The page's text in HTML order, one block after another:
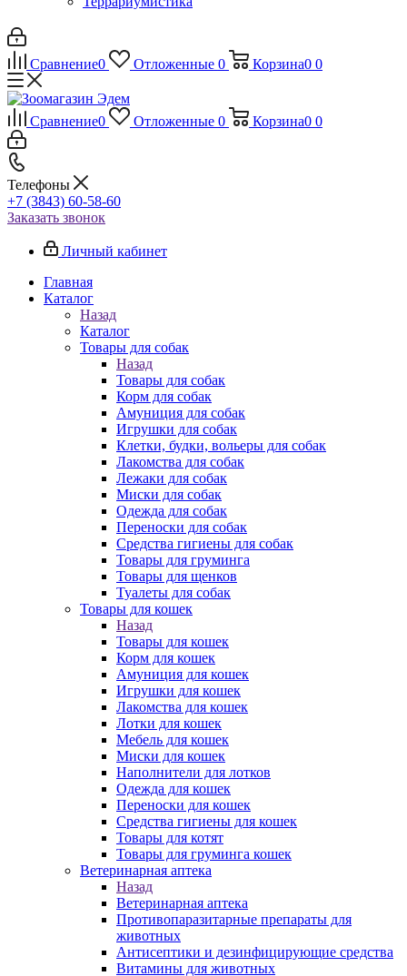
Сравнение0 Отложенные 0 Корзина0 0
Сравнение0 Отложенные 0 Корзина0 0
Телефоны
+7 (3843) 60-58-60
Заказать звонок
Личный кабинет
Главная
Каталог
Назад
Каталог
Товары для собак
Назад
Товары для собак
Корм для собак
Амуниция для собак
Игрушки для собак
Клетки, будки, вольеры для собак
Лакомства для собак
Лежаки для собак
Миски для собак
Одежда для собак
Переноски для собак
Средства гигиены для собак
Товары для груминга
Товары для щенков
Туалеты для собак
Товары для кошек
Назад
Товары для кошек
Корм для кошек
Амуниция для кошек
Игрушки для кошек
Лакомства для кошек
Лотки для кошек
Мебель для кошек
Миски для кошек
Наполнители для лотков
Одежда для кошек
Переноски для кошек
Средства гигиены для кошек
Товары для котят
Товары для груминга кошек
Ветеринарная аптека
Назад
Ветеринарная аптека
Противопаразитарные препараты для
животных
Антисептики и дезинфицирующие средства
Витамины для животных